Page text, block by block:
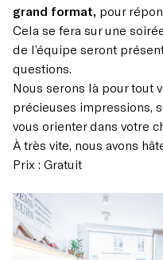
grand format, pour
Cela se fera sur une
de l’équipe seront
questions.
Nous serons là pour tout
précieuses impressions,
vous orienter dans votre
À très vite, nous avons
Prix : Gratuit